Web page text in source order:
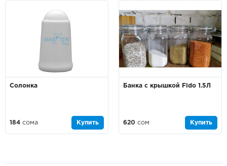
Солонка
184 сома Купить
Банка с крышкой Fido 1.5Л
620 сом Купить